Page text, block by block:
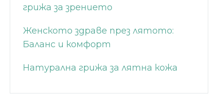
грижа за зрението
Женското здраве през лятото:
Баланс и комфорт
Натурална грижа за лятна кожа